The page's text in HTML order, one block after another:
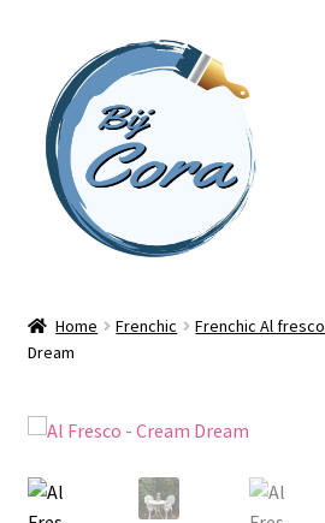
naar
navigatie
inhoud
Workshops
Online cursussen
Shop
Home Frenchic Frenchic Al fresco
Dream